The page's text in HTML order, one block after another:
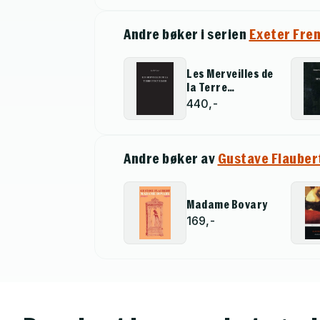
Andre bøker i serien Exeter
Les Merveilles de
la Terre
d''Outremer
440,-
Andre bøker av Gustave
Madame Bovary
169,-